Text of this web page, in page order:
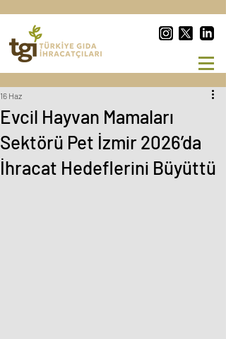
Evcil Hayvan Mamaları
Sektörü Pet İzmir 2026’da
İhracat Hedeflerini Büyüttü
16 Haz